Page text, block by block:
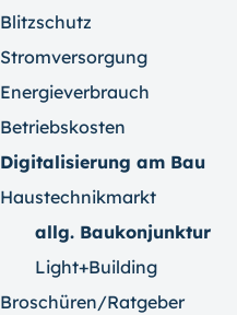
Blitzschutz
Stromversorgung
Energieverbrauch
Betriebskosten
Digitalisierung am Bau
Haustechnikmarkt
allg. Baukonjunktur
Light+Building
Broschüren/Ratgeber